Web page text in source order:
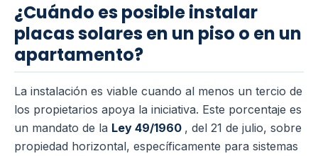
¿Cuándo es posible instalar
placas solares en un piso o en un
apartamento?
La instalación es viable cuando al menos un tercio de
los propietarios apoya la iniciativa. Este porcentaje es
un mandato de la Ley 49/1960 , del 21 de julio, sobre
propiedad horizontal, específicamente para sistemas